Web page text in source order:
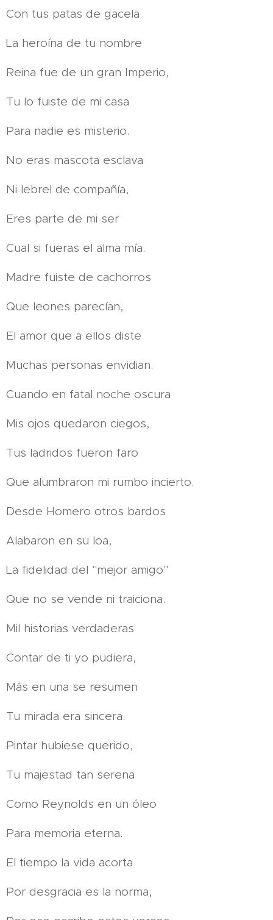
Con tus patas de gacela.
La heroína de tu nombre
Reina fue de un gran Imperio,
Tu lo fuiste de mi casa
Para nadie es misterio.
No eras mascota esclava
Ni lebrel de compañía,
Eres parte de mi ser
Cual si fueras el alma mía.
Madre fuiste de cachorros
Que leones parecían,
El amor que a ellos diste
Muchas personas envidian.
Cuando en fatal noche oscura
Mis ojos quedaron ciegos,
Tus ladridos fueron faro
Que alumbraron mi rumbo incierto.
Desde Homero otros bardos
Alabaron en su loa,
La fidelidad del "mejor amigo"
Que no se vende ni traiciona.
Mil historias verdaderas
Contar de ti yo pudiera,
Más en una se resumen
Tu mirada era sincera.
Pintar hubiese querido,
Tu majestad tan serena
Como Reynolds en un óleo
Para memoria eterna.
El tiempo la vida acorta
Por desgracia es la norma,